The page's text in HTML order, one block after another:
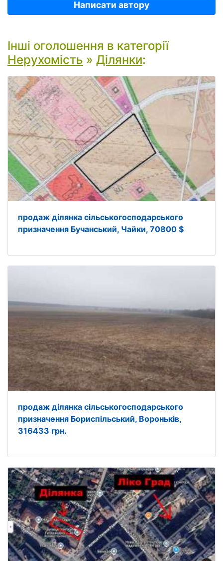
Написати автору
Інші оголошення в категорії
Нерухомість » Ділянки:
продаж ділянка сільськогосподарського
призначення Бучанський, Чайки, 70800 $
продаж ділянка сільськогосподарського
призначення Бориспільський, Вороньків,
316433 грн.